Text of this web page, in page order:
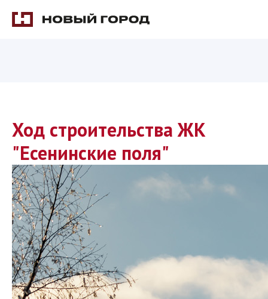
Ход строительства ЖК
"Есенинские поля"